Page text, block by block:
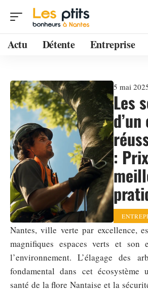
Actu Détente Entreprise
5 mai
Les
:
Nantes, ville verte par excellence,
magnifiques espaces verts et son
l’environnement. L’élagage des
fondamental dans cet écosystème
santé de la flore Nantaise et la